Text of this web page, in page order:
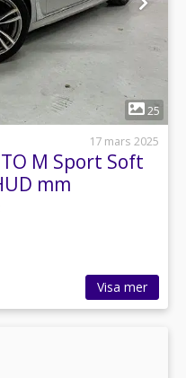
25
17 mars 2025
M Sport Soft
mm
Visa mer